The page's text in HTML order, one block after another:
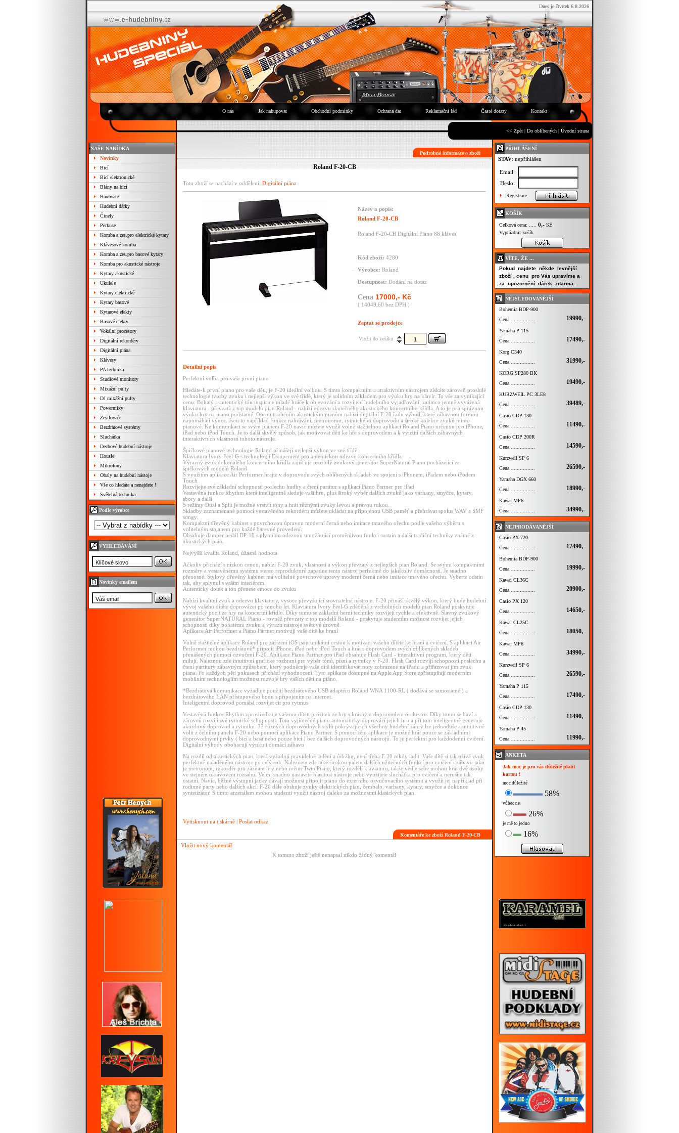
Dnes je čtvrtek 6.8.2026
O nás Jak nakupovat Obchodní podmínky Ochrana dat Reklamační řád Časté dotazy Kontakt
<< Zpět | Do oblíbených | Úvodní strana
NAŠE NABÍDKA
Novinky
Bicí
Bicí elektronické
Blány na bicí
Hardware
Hudební dárky
Činely
Perkuse
Komba a zes.pro elektrické kytary
Klávesové komba
Komba a zes.pro basové kytary
Komba pro akustické nástroje
Kytary akustické
Ukulele
Kytary elektrické
Kytary basové
Kytarové efekty
Basové efekty
Vokální procesory
Digitální rekordéry
Digitální piána
Klávesy
PA technika
Studiové monitory
Mixážní pulty
DJ mixážní pulty
Powermixy
Zesilovače
Bezdrátové systémy
Sluchátka
Dechové hudební nástroje
Housle
Mikrofony
Obaly na hudební nástoje
Vše co hledáte a nenajdete !
Světelná technika
Podle výrobce
VYHLEDÁVÁNÍ
Novinky emailem
Podrobné informace o zboží
Roland F-20-CB
Toto zboží se nachází v oddělení: Digitální piána
Název a popis:
Roland F-20-CB
Roland F-20-CB Digitální Piano 88 kláves
Kód zboží: 4280
Výrobce: Roland
Dostupnost: Dodání na dotaz
Cena 17000,- Kč
( 14049,60 bez DPH )
Zeptat se prodejce
Vložit do košíku
Detailní popis
Perfektní volba pro vaše první piano
Hledáte-li první piano pro vaše děti, je F-20 ideální volbou. S tímto kompaktním a atraktivním nástrojem získáte zároveň proslulé
technologie tvorby zvuku i nejlepší výkon ve své třídě, který je solidním základem pro výuku hry na klavír. To vše za vynikající
cenu. Bohatý a autentický tón inspiruje mladé hráče k objevování a rozvíjení hudebního vyjadřování, zatímco jemně vyvážená
klaviatura - převzatá z top modelů pian Roland - nabízí odezvu skutečného akustického koncertního křídla. A to je pro správnou
výuku hry na piano podstatné. Oproti tradičním akustickým pianům nabízí digitální F-20 řadu výhod, které zábavnou formou
napomáhají výuce. Jsou to například funkce nahrávání, metronomu, rytmického doprovodu a široké kolekce zvuků mimo
pianové. Ke komunikaci se svým pianem F-20 navíc můžete využít volně stažitelnou aplikaci Roland Piano určenou pro iPhone,
iPad nebo iPod Touch. Je to další skvělý způsob, jak motivovat děti ke hře s doprovodem a k využití dalších zábavných
interaktivních vlastností tohoto nástroje.
Špičkové pianové technologie Roland přinášejí nejlepší výkon ve své třídě
Klaviatura Ivory Feel-G s technologií Escapement pro autentickou odezvu koncertního křídla
Výrazný zvuk dokonalého koncertního křídla zajišťuje proslulý zvukový generátor SuperNatural Piano pocházející ze
špičkových modelů Roland
S využitím aplikace Air Performer hrajte v doprovodu svých oblíbených skladeb ve spojení s iPhonem, iPadem nebo iPodem
Touch
Rozvíjejte své základní schopnosti poslechu hudby a čtení partitur s aplikací Piano Partner pro iPad
Vestavěná funkce Rhythm která inteligentně sleduje vaši hru, plus široký výběr dalších zvuků jako varhany, smyčce, kytary,
sbory a další
S režimy Dual a Split je možné vrstvit tóny a hrát různými zvuky levou a pravou rukou.
Skladby zaznamenané pomocí vestavěného rekordéru můžete ukládat na připojenou USB paměť a přehrávat spolus WAV a SMF
songy.
Kompaktní dřevěný kabinet s povrchovou úpravou moderní černá nebo imitace tmavého ořechu podle vašeho výběru s
volitelným stojanem pro každé barevné provedení.
Obsahuje damper pedál DP-10 s plynulou odezvou umožňující proměnlivou funkci sustain a další tradiční techniky známé z
akustických pián.
Nejvyšší kvalita Roland, úžasná hodnota
Ačkoliv přichází s nízkou cenou, nabízí F-20 zvuk, vlastnosti a výkon převzatý z nejlepších pian Roland. Se svými kompaktními
rozměry a vestavěnému systému stereo reproduktorů zapadne tento nástroj perfektně do jakékoliv domácnosti. Je snadno
přenosné. Stylový dřevěný kabinet má volitelné povrchové úpravy moderní černá nebo imitace tmavého ořechu. Vyberte odstín
tak, aby splynul s vaším interiérem.
Autentický dotek a tón přenese emoce do zvuku
Nabízí kvalitní zvuk a odezvu klaviatury, vysoce převyšující srovnatelné nástroje. F-20 přináší skvělý výkon, který bude hudební
vývoj vašeho dítěte doprovázet po mnoho let. Klaviatura Ivory Feel-G zděděná z vrcholných modelů pian Roland poskytuje
autentický pocit ze hry na koncertní křídlo. Díky tomu se základní herní techniky rozvíjejí rychle a efektivně. Slavný zvukový
generátor SuperNATURAL Piano - rovněž převzatý z top modelů Roland - poskytuje studentům možnost rozvíjet jejich
schopnosti díky bohatému zvuku a výrazu nástroje světové úrovně.
Aplikace Air Performer a Piano Partner motivují vaše dítě ke hraní
Volně stažitelné aplikace Roland pro zařízení iOS jsou unikátní cestou k motivaci vašeho dítěte ke hraní a cvičení. S aplikaci Air
Performer mohou bezdrátově* připojit iPhone, iPad nebo iPod Touch a hrát s doprovodem svých oblíbených skladeb
přenášených pomocí ozvučení F-20. Aplikace Piano Partner pro iPad obsahuje Flash Card - interaktivní program, který děti
milují. Naleznou zde intuitivní grafické rozhraní pro výběr tónů, písní a rytmiky v F-20. Flash Card rozvíjí schopnosti poslechu a
čtení partitury zábavným způsobem, který podněcuje vaše dítě identifikovat noty zobrazené na iPadu a přiřazovat jim zvuk
piana. Po každých pěti pokusech přichází vyhodnocení. Tyto aplikace dostupné na Apple App Store zpřístupňují moderním
mobilním technologiím možnost rozvoje hry vašich dětí na piáno.
*Bezdrátová komunikace vyžaduje použití bezdrátového USB adaptéru Roland WNA 1100-RL ( dodává se samostatně ) a
bezdrátového LAN přístupového bodu s připojením na internet.
Inteligentní doprovod pomáhá rozvíjet cit pro rytmus
Vestavěná funkce Rhythm zprostředkuje vašemu dítěti prožitek ze hry s krásným doprovodem orchestru. Díky tomu se baví a
zároveň rozvíjí své rytmické schopnosti. Toto vyjímečné piano automaticky doprovází jejich hru a při tom inteligentně generuje
akordový doprovod a rytmiku. 32 různých doprovodných stylů pokrývajících všechny hudební žánry lze jednoduše a intuitivně
volit z čelního panelu F-20 nebo pomocí aplikace Piano Partner. S pomocí této aplikace je možné hrát pouze se základními
doprovodnými prvky ( bicí a basa nebo pouze bicí ) bez dalších doprovodných nástrojů. To je perfektní pro každodenní cvičení.
Digitální výhody obohacují výuku i domácí zábavu
Na rozdíl od akustických pian, která vyžadují pravidelné ladění a údržbu, není třeba F-20 nikdy ladit. Vaše dítě si tak užívá zvuk
perfektně naladěného nástroje po celý rok. Naleznete zde také širokou paletu dalších užitečných funkcí pro cvičení i zábavu jako
je metronom, rekordér pro záznam hry nebo režim Twin Piano, který rozdělí klaviaturu, takže vedle sebe mohou hrát dvě osoby
ve stejném oktávovém rozsahu. Velmi snadno nastavíte hlasitost nástroje nebo využijete sluchátka pro cvičení a nerušíte tak
ostatní. Navíc, běžné výstupní jacky dávají možnost připojit piano do externího ozvučovacího systému a využít jej například při
rodinné party nebo dalších akcí. F-20 dále obshuje zvuky elektrických pian, čembalo, varhany, kytary, smyčce a dokonce
syntetizátor. S tímto arzenálem mohou studenti využít nástroj daleko za možnostmi klasických pian.
Vytisknout na tiskárně | Poslat odkaz
Komentáře ke zboží Roland F-20-CB
Vložit nový komentář
K tomuto zboží ještě nenapsal nikdo žádný komentář
PŘIHLÁŠENÍ
STAV: nepřihlášen
Email:
Heslo:
Registrace
KOŠÍK
Celková cena: ..... 0,- Kč
Vyprázdnit košík
VÍTE, ŽE ...
Pokud najdete někde levnější
zboží , cenu pro Vás upravíme a
za upozornění dárek zdarma.
NEJSLEDOVANĚJŠÍ
Bohemia BDP-900
Cena ................
19990,-
Yamaha P 115
Cena ................
17490,-
Korg C340
Cena ................
31990,-
KORG SP280 BK
Cena ................
19490,-
KURZWEIL PC 3LE8
Cena ................
39489,-
Casio CDP 130
Cena ................
11490,-
Casio CDP 200R
Cena ................
14590,-
Kurzweil SP 6
Cena ................
26590,-
Yamaha DGX 660
Cena ................
18990,-
Kawai MP6
Cena ................
34990,-
NEJPRODÁVANĚJŠÍ
Casio PX 720
Cena ................
17490,-
Bohemia BDP-900
Cena ................
19990,-
Kawai CL36C
Cena ................
20900,-
Casio PX 120
Cena ................
14650,-
Kawai CL25C
Cena ................
18050,-
Kawai MP6
Cena ................
34990,-
Kurzweil SP 6
Cena ................
26590,-
Yamaha P 115
Cena ................
17490,-
Casio CDP 130
Cena ................
11490,-
Yamaha P 45
Cena ................
11990,-
ANKETA
Jak moc je pro vás důležité platit
kartou !
moc důležité
58%
vůbec ne
26%
je mě to jedno
16%